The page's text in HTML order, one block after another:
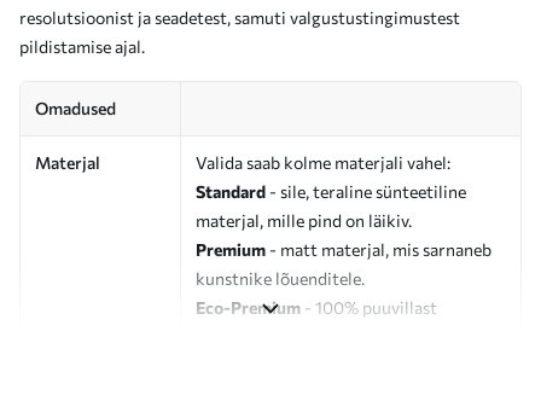
resolutsioonist ja seadetest, samuti valgustustingimustest
pildistamise ajal.
Omadused
Materjal
Valida saab kolme materjali vahel:
Standard - sile, teraline sünteetiline
materjal, mille pind on läikiv.
Premium - matt materjal, mis sarnaneb
kunstnike lõuenditele.
Eco-Premium - 100% puuvillast